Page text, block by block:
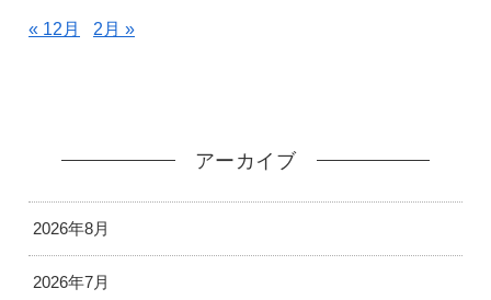
« 12月 2月 »
アーカイブ
2026年8月
2026年7月